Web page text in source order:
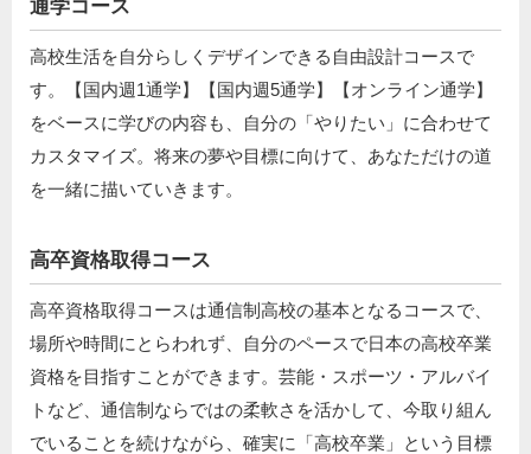
通学コース
高校生活を自分らしくデザインできる自由設計コースで
す。【国内週1通学】【国内週5通学】【オンライン通学】
をベースに学びの内容も、自分の「やりたい」に合わせて
カスタマイズ。将来の夢や目標に向けて、あなただけの道
を一緒に描いていきます。
高卒資格取得コース
高卒資格取得コースは通信制高校の基本となるコースで、
場所や時間にとらわれず、自分のペースで日本の高校卒業
資格を目指すことができます。芸能・スポーツ・アルバイ
トなど、通信制ならではの柔軟さを活かして、今取り組ん
でいることを続けながら、確実に「高校卒業」という目標